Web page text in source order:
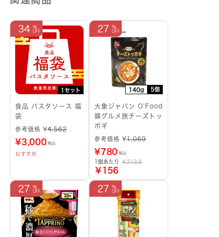
1セット
34
食品 パスタソース 福
袋
参考価格 ¥4,562
¥3,000 税込
おすすめ
140g 5個
27
大象ジャパン O’Food
韓グルメ旅チーズトッ
ポギ
参考価格 ¥1,069
¥780 税込
1個あたり ￥213.8
￥156
27 27